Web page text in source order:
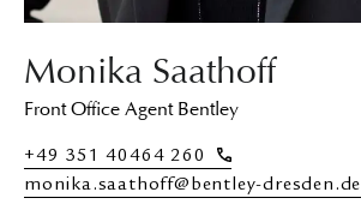
Monika Saathoff
Front Office Agent Bentley
+49 351 40464 260
monika.saathoff@bentley-dresden.de